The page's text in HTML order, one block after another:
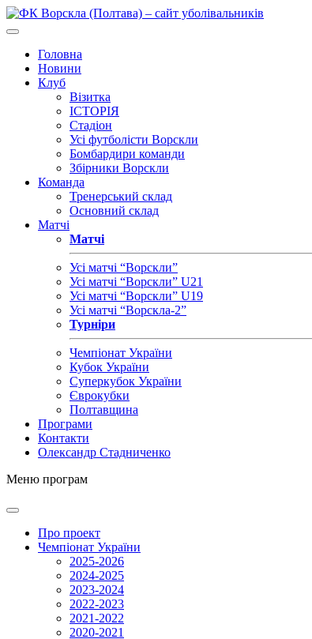
Головна
Новини
Клуб
Візитка
ІСТОРІЯ
Стадіон
Усі футболісти Ворскли
Бомбардири команди
Збірники Ворскли
Команда
Тренерський склад
Основний склад
Матчі
Матчі
Усі матчі “Ворскли”
Усі матчі “Ворскли” U21
Усі матчі “Ворскли” U19
Усі матчі “Ворскла-2”
Турніри
Чемпіонат України
Кубок України
Суперкубок України
Єврокубки
Полтавщина
Програми
Контакти
Олександр Стадниченко
Меню програм
Про проект
Чемпіонат України
2025-2026
2024-2025
2023-2024
2022-2023
2021-2022
2020-2021